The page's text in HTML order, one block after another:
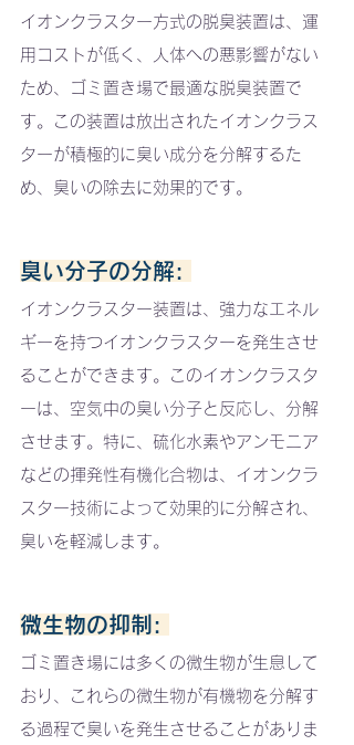
イオンクラスター方式の脱臭装置は、運
用コストが低く、人体への悪影響がない
ため、ゴミ置き場で最適な脱臭装置で
す。この装置は放出されたイオンクラス
ターが積極的に臭い成分を分解するた
め、臭いの除去に効果的です。
臭い分子の分解:
イオンクラスター装置は、強力なエネル
ギーを持つイオンクラスターを発生させ
ることができます。このイオンクラスタ
ーは、空気中の臭い分子と反応し、分解
させます。特に、硫化水素やアンモニア
などの揮発性有機化合物は、イオンクラ
スター技術によって効果的に分解され、
臭いを軽減します。
微生物の抑制:
ゴミ置き場には多くの微生物が生息して
おり、これらの微生物が有機物を分解す
る過程で臭いを発生させることがありま